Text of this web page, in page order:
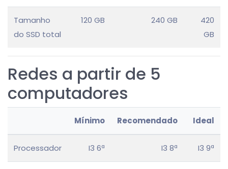
Tamanho
do SSD total
120 GB 240 GB
420
GB
Redes a partir de 5
computadores
Mínimo Recomendado Ideal
Processador I3 6ª I3 8ª I3 9ª